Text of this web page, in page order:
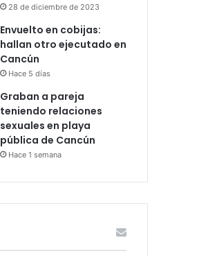
28 de diciembre de 2023
Envuelto en cobijas:
hallan otro ejecutado en
Cancún
Hace 5 días
Graban a pareja
teniendo relaciones
sexuales en playa
pública de Cancún
Hace 1 semana